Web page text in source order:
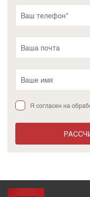
Я согласен на